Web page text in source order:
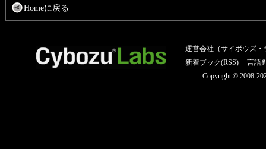
Homeに戻る
運営会社（サイボウズ・
新着ブック(RSS)
言語
Copyright © 2008-